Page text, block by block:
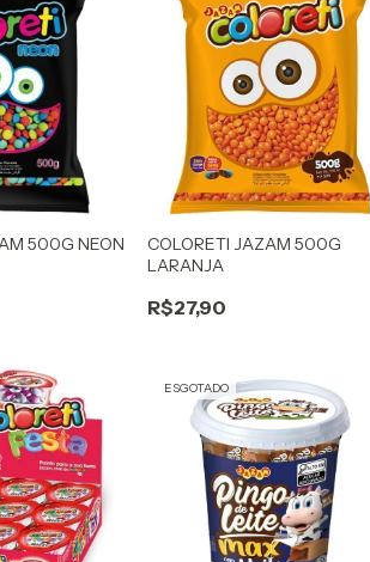
500G NEON
COLORETI JAZAM 500G
LARANJA
R$27,90
ESGOTADO